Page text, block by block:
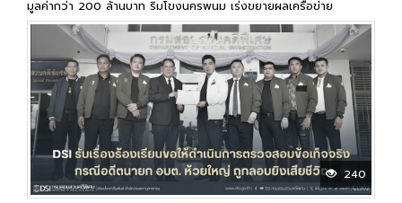
มูลค่ากว่า 200 ล้านบาท ริมโขงนครพนม เร่งขยายผลเครือข่าย
240